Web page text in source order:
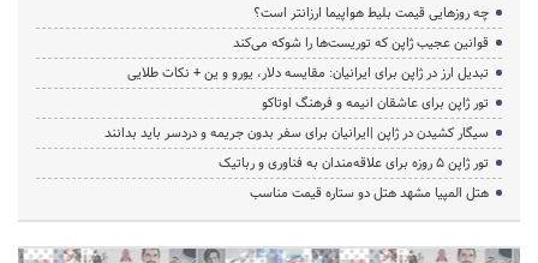
چه روزهایی قیمت بلیط هواپیما ارزانتر است؟
قوانین عجیب ژاپن که توریست‌ها را شوکه می‌کند
تبدیل ارز در ژاپن برای ایرانیان: مقایسه دلار، یورو و ین + نکات طلایی
تور ژاپن برای عاشقان انیمه و فرهنگ اوتاکو
سیگار کشیدن در ژاپن |ایرانیان برای سفر بدون جریمه و دردسر باید بدانند
تور ژاپن ۵ روزه برای علاقه‌مندان به فناوری و رباتیک
هتل المپیا مشهد هتل دو ستاره قیمت مناسب